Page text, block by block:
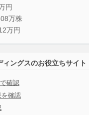
円
万株
万円
ングスのお役立ちサイト
確認
を確認